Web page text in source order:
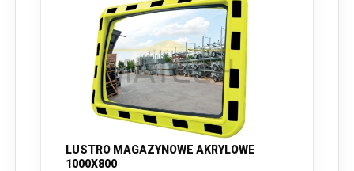
LUSTRO MAGAZYNOWE AKRYLOWE
1000X800